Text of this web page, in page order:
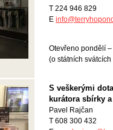
T 224 946 829
E info@
Otevřeno pondělí
(o státních
S veškerými
kurátora sbírky
Pavel Rajčan
T 608 300 432